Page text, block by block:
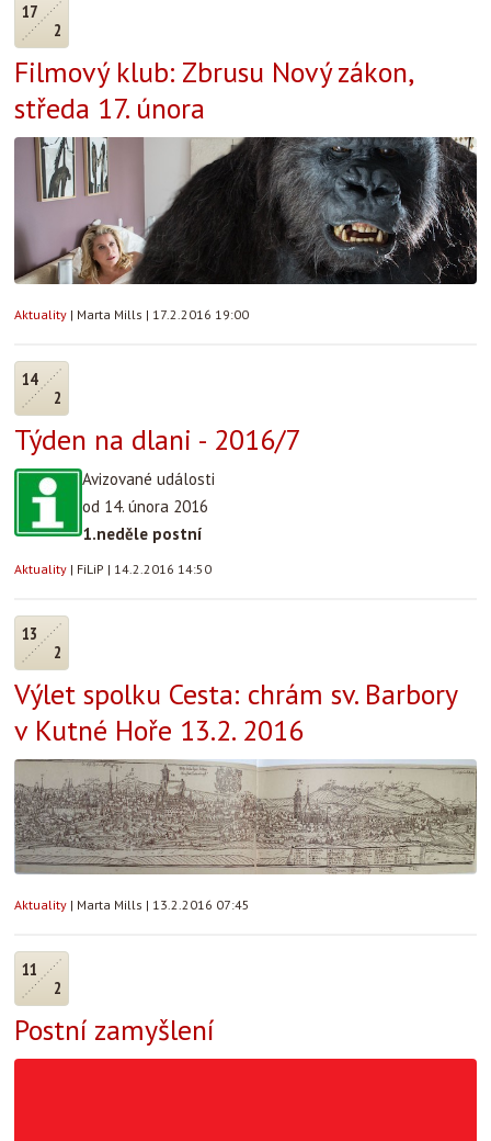
17
2
Filmový klub: Zbrusu Nový zákon,
středa 17. února
Aktuality | Marta Mills | 17.2.2016 19:00
14
2
Týden na dlani - 2016/7
Avizované události
od 14. února 2016
1.neděle postní
Aktuality | FiLiP | 14.2.2016 14:50
13
2
Výlet spolku Cesta: chrám sv. Barbory
v Kutné Hoře 13.2. 2016
Aktuality | Marta Mills | 13.2.2016 07:45
11
2
Postní zamyšlení